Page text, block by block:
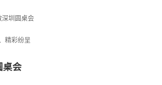
圳圆桌会
精彩纷呈
桌会